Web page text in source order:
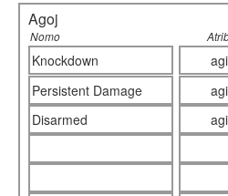
Agoj
Nomo
Knockdown
Persistent Damage
Disarmed